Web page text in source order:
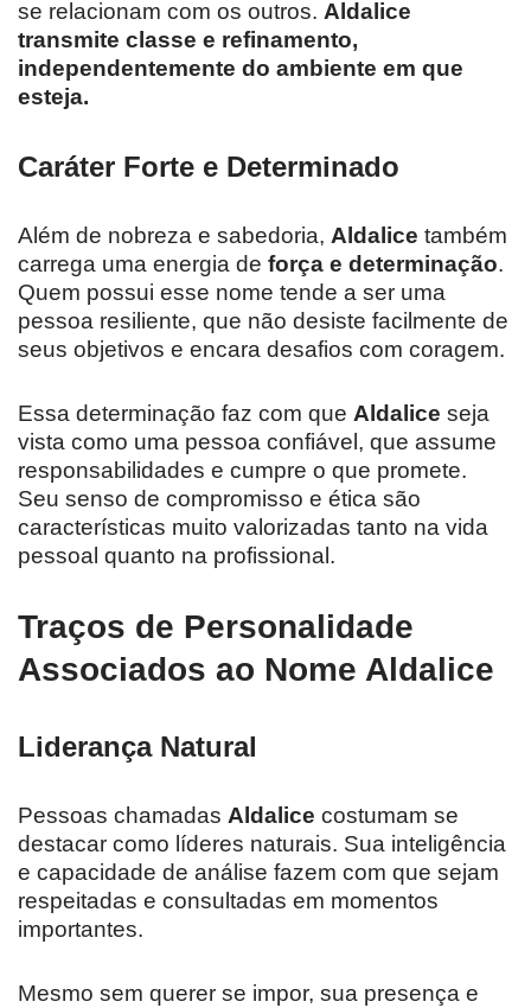
se relacionam com os outros. Aldalice
transmite classe e refinamento,
independentemente do ambiente em que
esteja.
Caráter Forte e Determinado
Além de nobreza e sabedoria, Aldalice também
carrega uma energia de força e determinação.
Quem possui esse nome tende a ser uma
pessoa resiliente, que não desiste facilmente de
seus objetivos e encara desafios com coragem.
Essa determinação faz com que Aldalice seja
vista como uma pessoa confiável, que assume
responsabilidades e cumpre o que promete.
Seu senso de compromisso e ética são
características muito valorizadas tanto na vida
pessoal quanto na profissional.
Traços de Personalidade
Associados ao Nome Aldalice
Liderança Natural
Pessoas chamadas Aldalice costumam se
destacar como líderes naturais. Sua inteligência
e capacidade de análise fazem com que sejam
respeitadas e consultadas em momentos
importantes.
Mesmo sem querer se impor, sua presença e